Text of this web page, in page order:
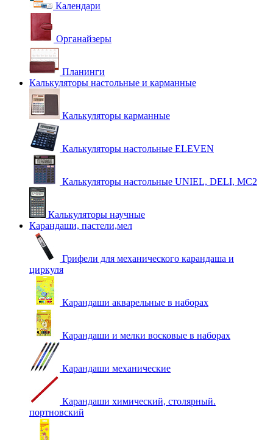
Календари
Органайзеры
Планинги
Калькуляторы настольные и карманные
Калькуляторы карманные
Калькуляторы настольные ELEVEN
Калькуляторы настольные UNIEL, DELI, MC2
Калькуляторы научные
Карандаши, пастели,мел
Грифели для механического карандаша и
циркуля
Карандаши акварельные в наборах
Карандаши и мелки восковые в наборах
Карандаши механические
Карандаши химический, столярный.
портновский